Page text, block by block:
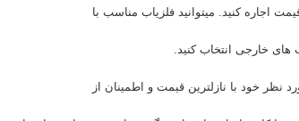
اجاره کنید. میتوانید فلزیاب مناسب با
های خارجی انتخاب کنید.
نظر خود با نازلترین قیمت و اطمینان از